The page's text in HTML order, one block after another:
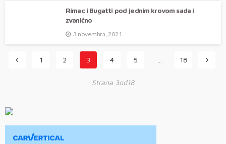
Rimac i Bugatti pod jednim krovom sada i
zvanično
3 novembra, 2021
1 2 3 4 5 18
Strana 3od18